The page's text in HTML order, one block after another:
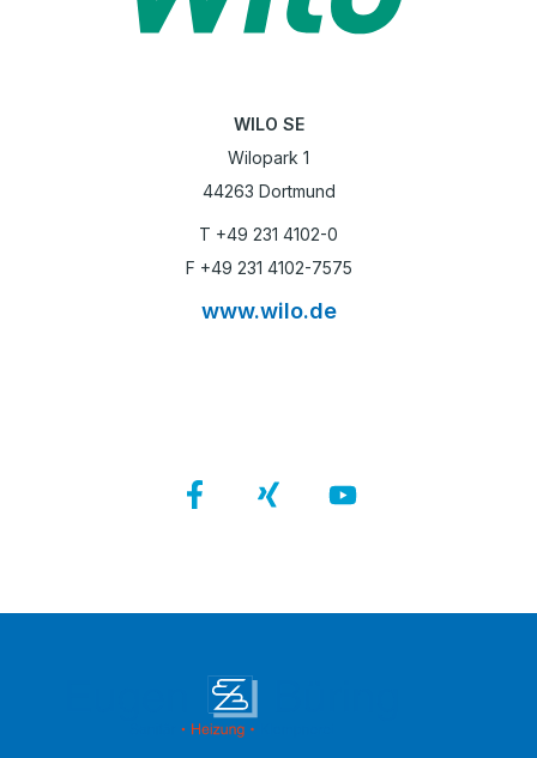
WILO SE
Wilopark 1
44263 Dortmund
T +49 231 4102-0
F +49 231 4102-7575
www.wilo.de